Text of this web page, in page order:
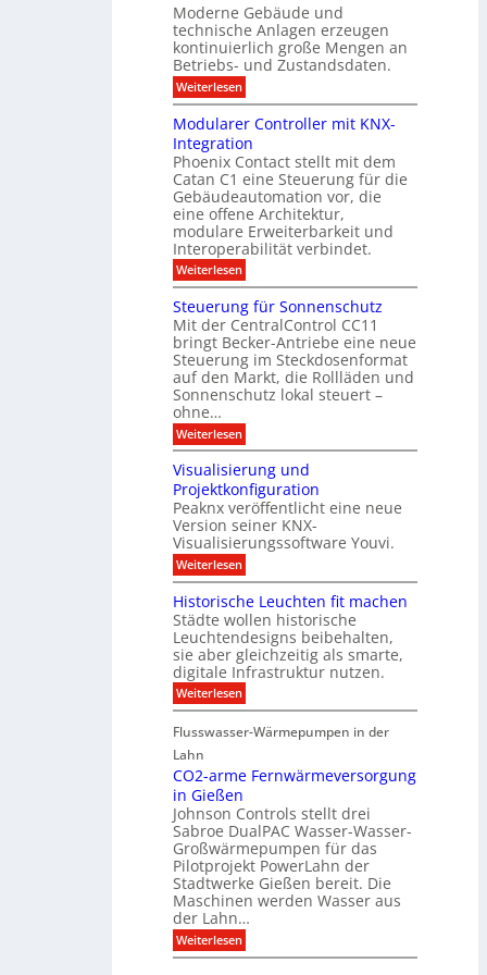
n
s
a
g
r
a
u
c
h
m
e
l
d
e
r
n
b
i
l
d
u
n
g
s
z
e
n
t
r
u
m
h
e
n
2
0
2
6
g
e
h
t
e
r
f
o
l
g
r
e
i
c
h
z
u
E
n
e
e
r
T
a
s
t
s
n
s
o
r
m
i
t
D
i
s
p
a
y
Moderne Gebäude und
technische Anlagen erzeugen
kontinuierlich große Mengen an
Betriebs- und Zustandsdaten.
Weiterlesen:
E
g
e
-
A
I
f
ü
r
G
e
b
u
d
e
:
D
a
t
e
n
a
n
l
y
s
e
d
i
r
e
k
t
i
n
d
e
r
n
r
a
s
t
r
u
k
t
u
r
Modularer Controller mit KNX-
Integration
Phoenix Contact stellt mit dem
Catan C1 eine Steuerung für die
Gebäudeautomation vor, die
eine offene Architektur,
modulare Erweiterbarkeit und
Interoperabilität verbindet.
Weiterlesen:
M
d
u
l
a
r
e
r
C
o
n
t
o
l
l
e
r
m
i
t
K
N
X
-
I
n
t
g
a
t
i
o
n
Steuerung für Sonnenschutz
Mit der CentralControl CC11
bringt Becker-Antriebe eine neue
Steuerung im Steckdosenformat
auf den Markt, die Rollläden und
Sonnenschutz lokal steuert –
ohne…
Weiterlesen:
S
e
u
e
r
u
n
g
f
ü
r
S
o
n
n
e
n
c
t
z
Visualisierung und
Projektkonfiguration
Peaknx veröffentlicht eine neue
Version seiner KNX-
Visualisierungssoftware Youvi.
Weiterlesen:
V
s
u
a
l
i
s
i
e
r
g
u
n
d
P
r
o
j
e
t
k
o
Historische Leuchten fit machen
Städte wollen historische
Leuchtendesigns beibehalten,
sie aber gleichzeitig als smarte,
digitale Infrastruktur nutzen.
Weiterlesen:
H
s
r
i
s
c
h
e
L
e
u
c
t
Flusswasser-Wärmepumpen in der
Lahn
CO2-arme Fernwärmeversorgung
in Gießen
Johnson Controls stellt drei
Sabroe DualPAC Wasser-Wasser-
Großwärmepumpen für das
Pilotprojekt PowerLahn der
Stadtwerke Gießen bereit. Die
Maschinen werden Wasser aus
der Lahn…
Weiterlesen:
C